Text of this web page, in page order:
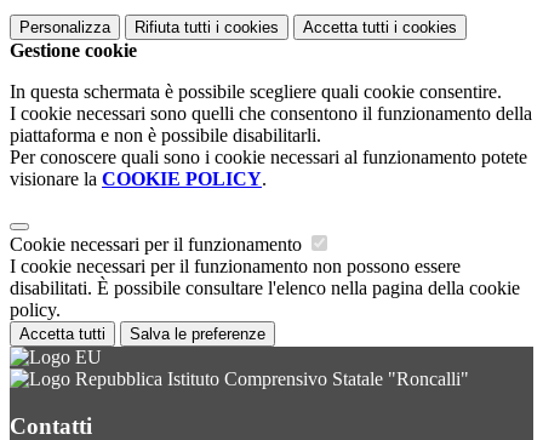
Personalizza Rifiuta tutti i cookies Accetta tutti i cookies
Gestione cookie
In questa schermata è possibile scegliere quali cookie consentire.
I cookie necessari sono quelli che consentono il funzionamento della
piattaforma e non è possibile disabilitarli.
Per conoscere quali sono i cookie necessari al funzionamento potete
visionare la COOKIE POLICY.
Cookie necessari per il funzionamento
I cookie necessari per il funzionamento non possono essere
disabilitati. È possibile consultare l'elenco nella pagina della cookie
policy.
Accetta tutti Salva le preferenze
Istituto Comprensivo Statale "Roncalli"
Contatti